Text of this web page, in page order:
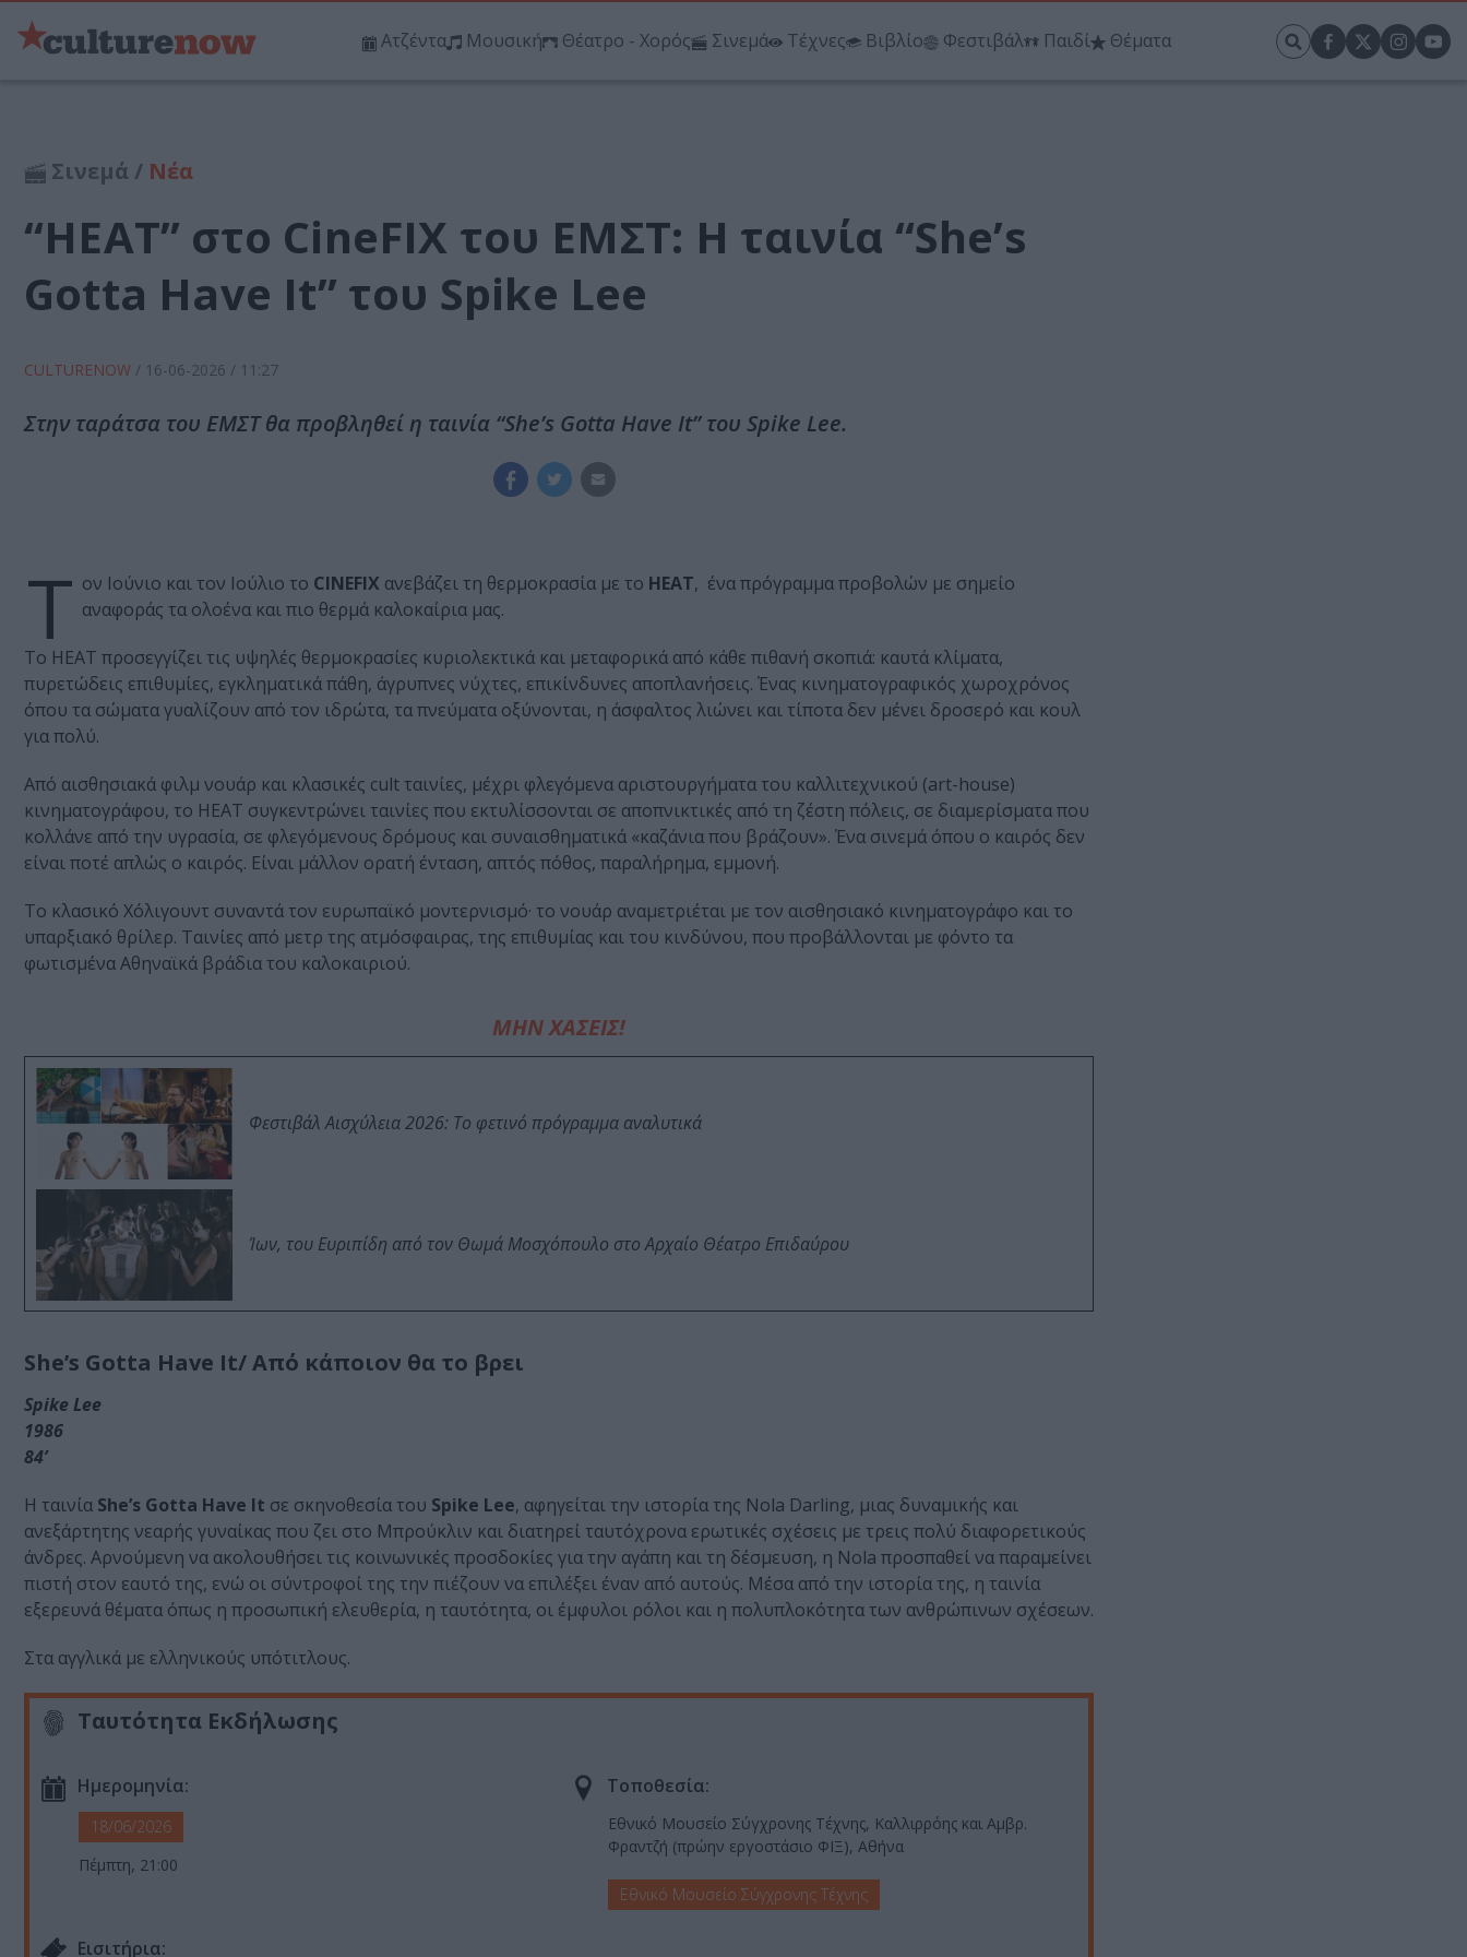
Ατζέντα Μουσική Θέατρο - Χορός Σινεμά Τέχνες Βιβλίο Φεστιβάλ Παιδί Θέματα
Σινεμά / Νέα
“HEAT” στο CineFIX του ΕΜΣΤ: Η ταινία “She’s
Gotta Have It” του Spike Lee
CULTURENOW / 16-06-2026 / 11:27
Στην ταράτσα του ΕΜΣΤ θα προβληθεί η ταινία “She’s Gotta Have It” του Spike Lee.
Τ ον Ιούνιο και τον Ιούλιο το CINEFIX ανεβάζει τη θερμοκρασία με το HEAT, ένα πρόγραμμα προβολών με σημείο
αναφοράς τα ολοένα και πιο θερμά καλοκαίρια μας.
Το HEAT προσεγγίζει τις υψηλές θερμοκρασίες κυριολεκτικά και μεταφορικά από κάθε πιθανή σκοπιά: καυτά κλίματα,
πυρετώδεις επιθυμίες, εγκληματικά πάθη, άγρυπνες νύχτες, επικίνδυνες αποπλανήσεις. Ένας κινηματογραφικός χωροχρόνος
όπου τα σώματα γυαλίζουν από τον ιδρώτα, τα πνεύματα οξύνονται, η άσφαλτος λιώνει και τίποτα δεν μένει δροσερό και κουλ
για πολύ.
Από αισθησιακά φιλμ νουάρ και κλασικές cult ταινίες, μέχρι φλεγόμενα αριστουργήματα του καλλιτεχνικού (art-house)
κινηματογράφου, το HEAT συγκεντρώνει ταινίες που εκτυλίσσονται σε αποπνικτικές από τη ζέστη πόλεις, σε διαμερίσματα που
κολλάνε από την υγρασία, σε φλεγόμενους δρόμους και συναισθηματικά «καζάνια που βράζουν». Ένα σινεμά όπου ο καιρός δεν
είναι ποτέ απλώς ο καιρός. Είναι μάλλον ορατή ένταση, απτός πόθος, παραλήρημα, εμμονή.
Το κλασικό Χόλιγουντ συναντά τον ευρωπαϊκό μοντερνισμό· το νουάρ αναμετριέται με τον αισθησιακό κινηματογράφο και το
υπαρξιακό θρίλερ. Ταινίες από μετρ της ατμόσφαιρας, της επιθυμίας και του κινδύνου, που προβάλλονται με φόντο τα
φωτισμένα Αθηναϊκά βράδια του καλοκαιριού.
ΜΗΝ ΧΑΣΕΙΣ!
Φεστιβάλ Αισχύλεια 2026: Το φετινό πρόγραμμα αναλυτικά
Ίων, του Ευριπίδη από τον Θωμά Μοσχόπουλο στο Αρχαίο Θέατρο Επιδαύρου
She’s Gotta Have It/ Από κάποιον θα το βρει
Spike Lee
1986
84’
Η ταινία She’s Gotta Have It σε σκηνοθεσία του Spike Lee, αφηγείται την ιστορία της Nola Darling, μιας δυναμικής και
ανεξάρτητης νεαρής γυναίκας που ζει στο Μπρούκλιν και διατηρεί ταυτόχρονα ερωτικές σχέσεις με τρεις πολύ διαφορετικούς
άνδρες. Αρνούμενη να ακολουθήσει τις κοινωνικές προσδοκίες για την αγάπη και τη δέσμευση, η Nola προσπαθεί να παραμείνει
πιστή στον εαυτό της, ενώ οι σύντροφοί της την πιέζουν να επιλέξει έναν από αυτούς. Μέσα από την ιστορία της, η ταινία
εξερευνά θέματα όπως η προσωπική ελευθερία, η ταυτότητα, οι έμφυλοι ρόλοι και η πολυπλοκότητα των ανθρώπινων σχέσεων.
Στα αγγλικά με ελληνικούς υπότιτλους.
Ταυτότητα Εκδήλωσης
Ημερομηνία:
18/06/2026
Πέμπτη, 21:00
Τοποθεσία:
Εθνικό Μουσείο Σύγχρονης Τέχνης, Καλλιρρόης και Αμβρ.
Φραντζή (πρώην εργοστάσιο ΦΙΞ), Αθήνα
Εθνικό Μουσείο Σύγχρονης Τέχνης
Eισιτήρια: